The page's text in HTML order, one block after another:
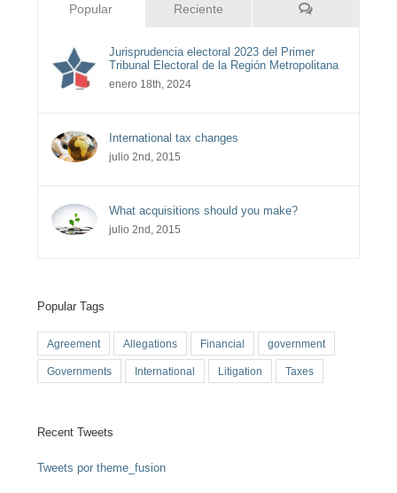
Popular Reciente Comentarios
Jurisprudencia electoral 2023 del Primer
Tribunal Electoral de la Región Metropolitana
enero 18th, 2024
International tax changes
julio 2nd, 2015
What acquisitions should you make?
julio 2nd, 2015
Popular Tags
Agreement Allegations Financial government
Governments International Litigation Taxes
Recent Tweets
Tweets por theme_fusion